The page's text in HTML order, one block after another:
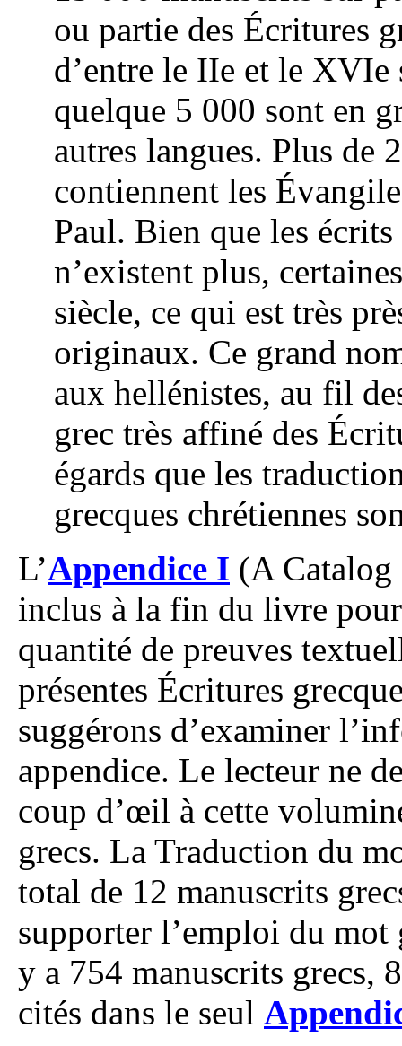
ou partie des Écritures
d’entre le IIe et le XVIe
quelque 5 000 sont en
autres langues. Plus de
contiennent les
Paul. Bien que les
n’existent plus,
siècle, ce qui est très
originaux. Ce grand
aux hellénistes, au fil
grec très affiné des
égards que les
grecques chrétiennes
L’Appendice I (A Catalog
inclus à la fin du livre
quantité de preuves
présentes Écritures
suggérons d’examiner
appendice. Le lecteur ne
coup d’œil à cette
grecs. La Traduction du
total de 12 manuscrits
supporter l’emploi du mot
y a 754 manuscrits grecs,
cités dans le seul